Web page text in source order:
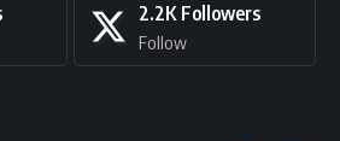
2.2K Followers
Follow